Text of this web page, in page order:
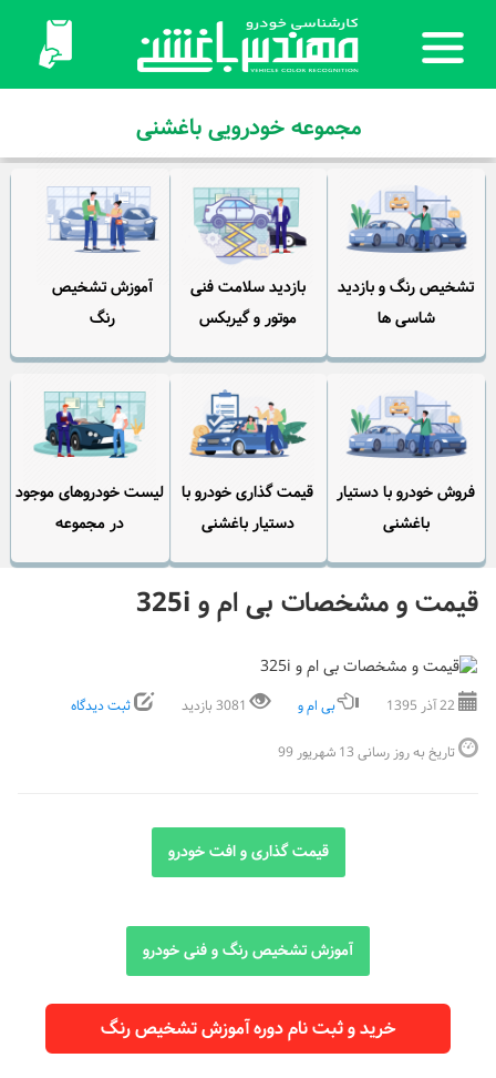
مجموعه خودرویی باغشنی
تشخیص رنگ و بازدید
شاسی ها
بازدید سلامت فنی
موتور و گیربکس
آموزش تشخیص
رنگ
فروش خودرو با دستیار
باغشنی
قیمت گذاری خودرو با
دستیار باغشنی
لیست خودروهای موجود
در مجموعه
قیمت و مشخصات بی ام و 325i
22 آذر 1395 بی ام و 3081 بازدید ثبت دیدگاه
تاریخ به روز رسانی 13 شهریور 99
قیمت گذاری و افت خودرو
آموزش تشخیص رنگ و فنی خودرو
خرید و ثبت نام دوره آموزش تشخیص رنگ